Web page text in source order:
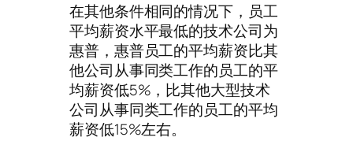
在其他条件相同的情况下，员工
平均薪资水平最低的技术公司为
惠普，惠普员工的平均薪资比其
他公司从事同类工作的员工的平
均薪资低5%，比其他大型技术
公司从事同类工作的员工的平均
薪资低15%左右。